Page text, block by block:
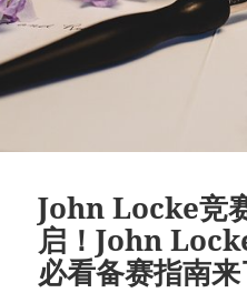
John Locke竞
启！John
必看备赛指南来